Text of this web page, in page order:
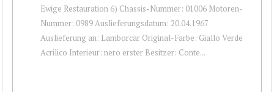
Ewige Restauration 6) Chassis-Nummer: 01006 Motoren-
Nummer: 0989 Auslieferungsdatum: 20.04.1967
Auslieferung an: Lamborcar Original-Farbe: Giallo Verde
Acrilico Interieur: nero erster Besitzer: Conte...